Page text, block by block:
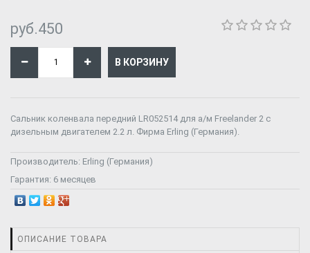
руб.450
Сальник коленвала передний LR052514 для а/м Freelander 2 с
дизельным двигателем 2.2 л. Фирма Erling (Германия).
Производитель: Erling (Германия)
Гарантия: 6 месяцев
ОПИСАНИЕ ТОВАРА